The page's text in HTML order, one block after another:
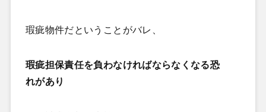
瑕疵物件だということがバレ、
瑕疵担保責任を負わなければならなくなる恐
れがあり